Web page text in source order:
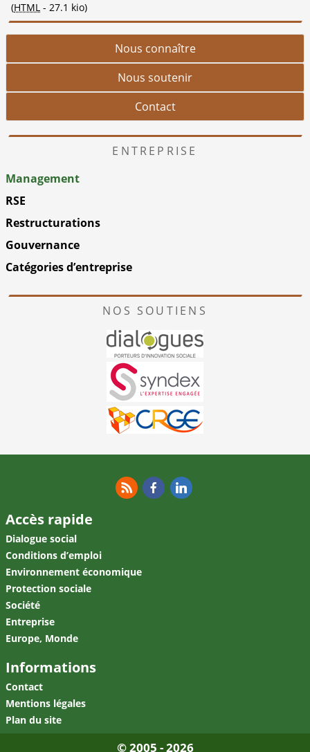
(HTML - 27.1 kio)
Nous connaître
Nous soutenir
Contact
ENTREPRISE
Management
RSE
Restructurations
Gouvernance
Catégories d’entreprise
NOS SOUTIENS
Accès rapide
Dialogue social
Conditions d’emploi
Environnement économique
Protection sociale
Société
Entreprise
Europe, Monde
Informations
Contact
Mentions légales
Plan du site
© 2005 - 2026